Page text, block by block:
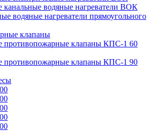
канальные водяные нагреватели ВОК
водяные нагреватели прямоугольного
клапаны
противопожарные клапаны КПС-1 60
противопожарные клапаны КПС-1 90